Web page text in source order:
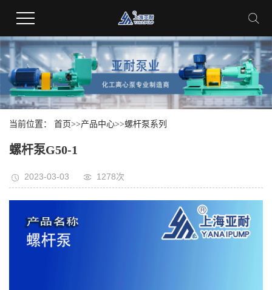
当前位置： 首页>>产品中心>>螺杆泵系列
螺杆泵G50-1
2023-03-03 1278次